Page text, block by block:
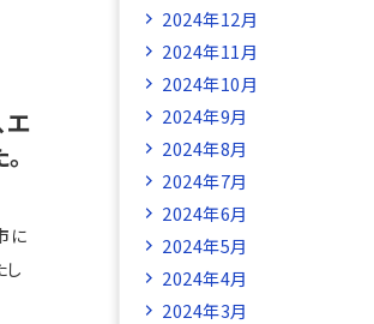
エ
に
し
2024年12月
2024年11月
2024年10月
2024年9月
2024年8月
2024年7月
2024年6月
2024年5月
2024年4月
2024年3月